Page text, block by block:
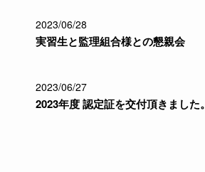
2023/06/28
実習生と監理組合様との懇親会
2023/06/27
2023年度 認定証を交付頂きました。